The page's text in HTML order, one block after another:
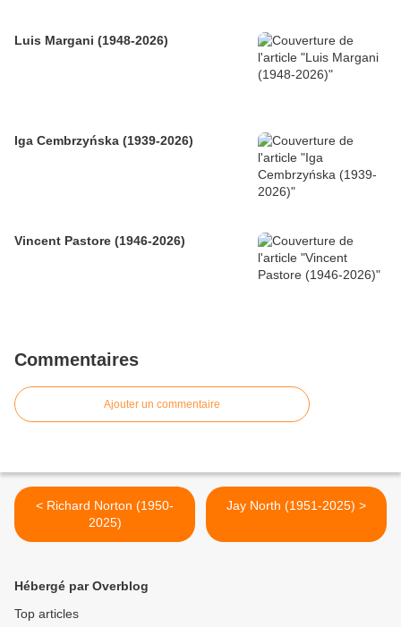
Luis Margani (1948-2026)
Iga Cembrzyńska (1939-2026)
Vincent Pastore (1946-2026)
Commentaires
Ajouter un commentaire
< Richard Norton (1950-
2025)
Jay North (1951-2025) >
Hébergé par Overblog
Top articles